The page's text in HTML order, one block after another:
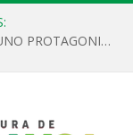
REGULAMENTO OFICIAL DO PRÊMIO ALUNO PROTAGONISTA – EDIÇÃO 2026